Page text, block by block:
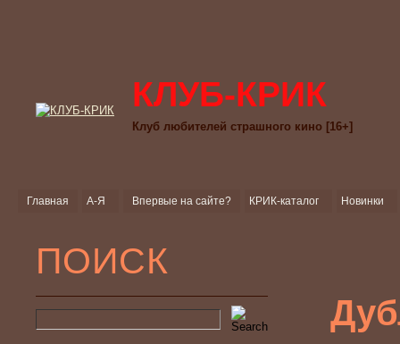
КЛУБ-КРИК
Клуб любителей страшного кино [16+]
Главная А-Я Впервые на сайте? КРИК-каталог Новинки
ПОИСК